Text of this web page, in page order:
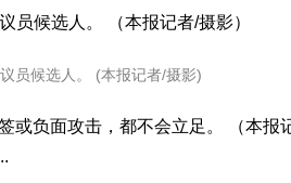
员候选人。 (本报记者/摄影)